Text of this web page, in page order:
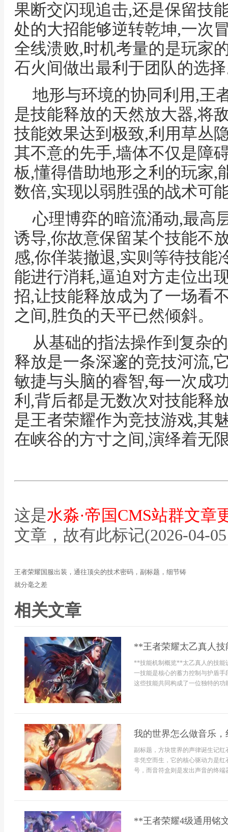
果断交闪现追击,还是保留技
处的大招能够逆转乾坤,一次
全线溃败,时机考量的是玩家
石火间做出最利于团队的选
地形与环境的协同利用,王
是技能释放的天然放大器,将
技能效果达到极致,利用草丛
其不意的先手,墙体不仅是障
板,懂得借助地形之利的玩家,
数倍,实现以弱胜强的战术可
心理博弈的暗流涌动,最高
诱导,你故意保留某个技能不
感,你佯装撤退,实则等待技能
能进行消耗,逼迫对方走位出
招,让技能释放成为了一场看
之间,胜负的天平已然倾斜。
从基础的指法操作到复杂
释放是一条深邃的竞技河流,
敏捷与头脑的睿智,每一次成
利,背后都是无数次对技能释
是王者荣耀作为竞技游戏,其
在峡谷的方寸之间,演绎着无
这是水淼·帝国CMS站群文章
文章，故有此标记(2026-04-
王者荣耀国服出装，通往顶尖的技术密码，副标题，细节铸
就分毫之差
相关文章
**王者荣耀太乙真人
**技能机制概览**太乙真人的技能
一技能是核心的蓄力控制与护盾
这些技能共同构成了一位独特的
我的世界怎么做音乐
副标题，方块世界的声律诞生记
非凭空而生，它的核心驱动力是
号，而音符盒则是发出声音的终
**王者荣耀4级通用铭